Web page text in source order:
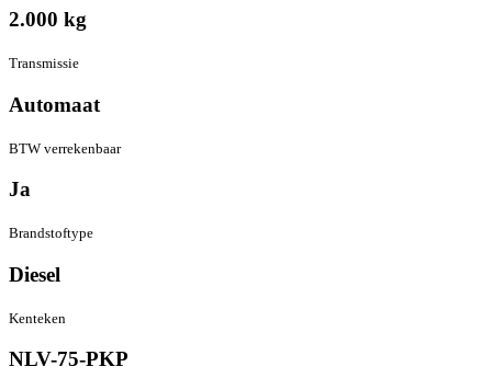
2.000 kg
Transmissie
Automaat
BTW verrekenbaar
Ja
Brandstof­type
Diesel
Kenteken
NLV-75-PKP